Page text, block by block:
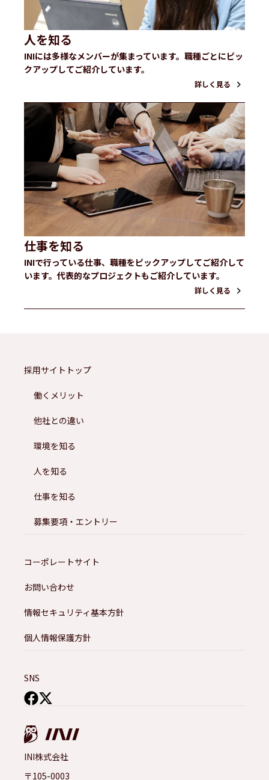
人を知る
INIには多様なメンバーが集まっています。職種ごとにピッ
クアップしてご紹介しています。
詳しく見る
仕事を知る
INIで行っている仕事、職種をピックアップしてご紹介して
います。代表的なプロジェクトもご紹介しています。
詳しく見る
採用サイトトップ
働くメリット
他社との違い
環境を知る
人を知る
仕事を知る
募集要項・エントリー
コーポレートサイト
お問い合わせ
情報セキュリティ基本方針
個人情報保護方針
SNS
INI株式会社
〒105-0003